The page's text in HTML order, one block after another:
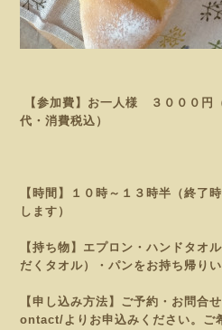
【参加費】お一人様 ３０００円
代・消費税込）
【時間】１０時～１３時半（終了
します）
【持ち物】エプロン・ハンドタオ
だくタオル）・パンをお持ち帰り
【申し込み方法】ご予約・お問合
ontact/よりお申込みください。 ご